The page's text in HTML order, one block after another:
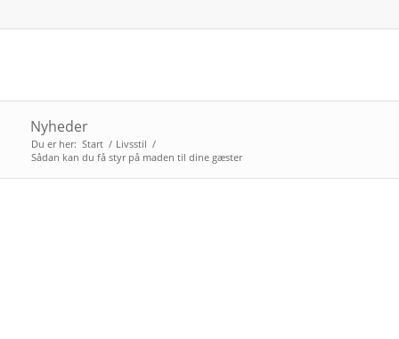
Nyheder
Du er her: Start / Livsstil /
Sådan kan du få styr på maden til dine gæster